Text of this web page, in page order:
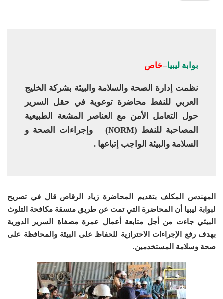
بوابة ليبيا–خاص
نظمت إدارة الصحة والسلامة والبيئة بشركة الخليج
العربي للنفط محاضرة توعوية في حقل السرير
حول التعامل الأمن مع العناصر المشعة الطبيعية
المصاحبة للنفط (NORM) وإجراءات الصحة و
السلامة والبيئة الواجب إتباعها .
المهندس المكلف بتقديم المحاضرة زياد الرقاص قال في تصريح
لبوابة ليبيا أن المحاضرة التي تمت عن طريق منسقة مكافحة التلوث
البيئي جاءت من أجل متابعة أعمال عمرة مصفاة السرير الدورية
بهدف رفع الإجراءات الاحترازية للحفاظ على البيئة والمحافظة على
صحة وسلامة المستخدمين.